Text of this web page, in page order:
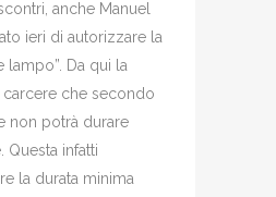
anche Manuel
ieri di autorizzare la
lampo”. Da qui la
che secondo
non potrà durare
Questa infatti
la durata minima